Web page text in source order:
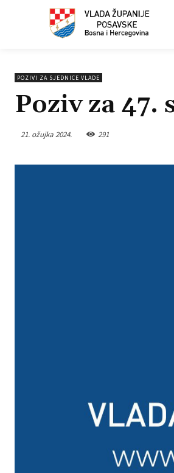
POZIVI ZA SJEDNICE VLADE
Poziv za 47.
21. ožujka 2024. 291